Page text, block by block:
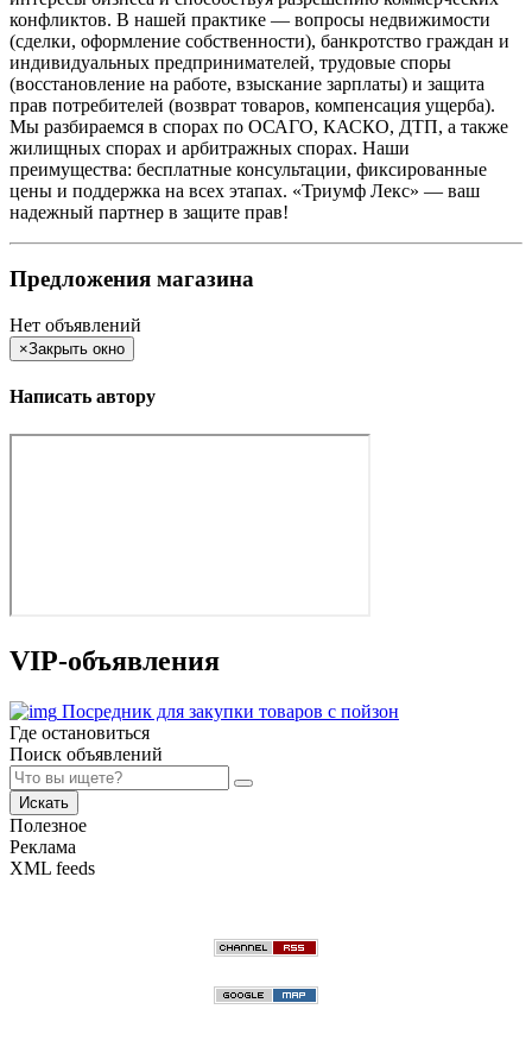
конфликтов. В нашей практике — вопросы недвижимости
(сделки, оформление собственности), банкротство граждан и
индивидуальных предпринимателей, трудовые споры
(восстановление на работе, взыскание зарплаты) и защита
прав потребителей (возврат товаров, компенсация ущерба).
Мы разбираемся в спорах по ОСАГО, КАСКО, ДТП, а также
жилищных спорах и арбитражных спорах. Наши
преимущества: бесплатные консультации, фиксированные
цены и поддержка на всех этапах. «Триумф Лекс» — ваш
надежный партнер в защите прав!
Предложения магазина
Нет объявлений
×Закрыть окно
Написать автору
VIP-объявления
Посредник для закупки товаров с пойзон
Где остановиться
Поиск объявлений
Искать
Полезное
Реклама
XML feeds